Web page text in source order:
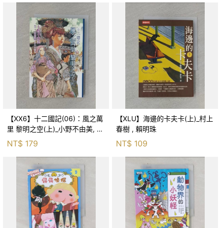
【XX6】十二國記(06)：風之萬
里 黎明之空(上)_小野不由美, 王
蘊潔
NT$ 179
【XLU】海邊的卡夫卡(上)_村上
春樹 , 賴明珠
NT$ 109